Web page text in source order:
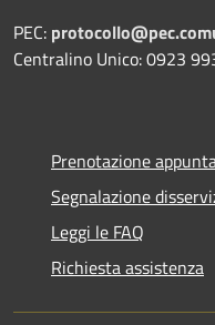
PEC:
Centralino Unico: 0923
Prenotazione
Segnalazione
Leggi le FAQ
Richiesta assistenza